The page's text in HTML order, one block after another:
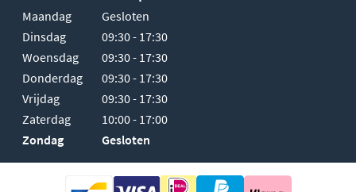
Maandag
Gesloten
Dinsdag
09:30 - 17:30
Woensdag
09:30 - 17:30
Donderdag
09:30 - 17:30
Vrijdag
09:30 - 17:30
Zaterdag
10:00 - 17:00
Zondag
Gesloten